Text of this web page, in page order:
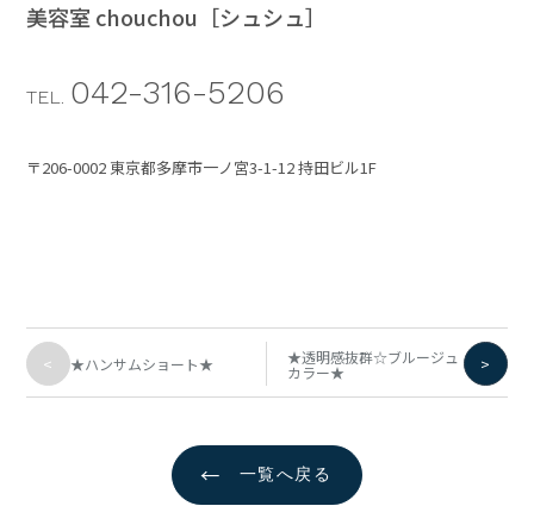
美容室 chouchou［シュシュ］
TEL. 042-316-5206
〒206-0002 東京都多摩市一ノ宮3-1-12 持田ビル1F
< ★ハンサムショート★ ★透明感抜群☆ブルージュ
カラー★ >
← 一覧へ戻る